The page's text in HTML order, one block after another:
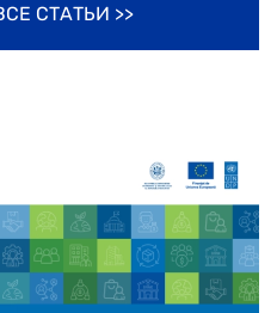
СТАТЬИ >>